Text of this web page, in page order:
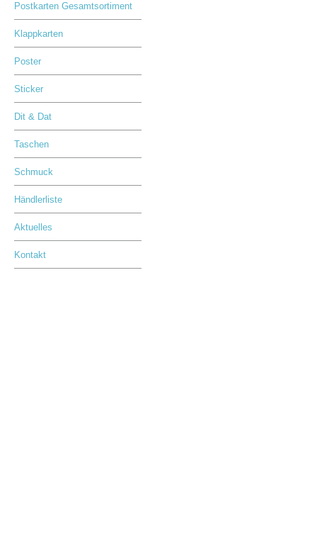
Postkarten Gesamtsortiment
Klappkarten
Poster
Sticker
Dit & Dat
Taschen
Schmuck
Händlerliste
Aktuelles
Kontakt